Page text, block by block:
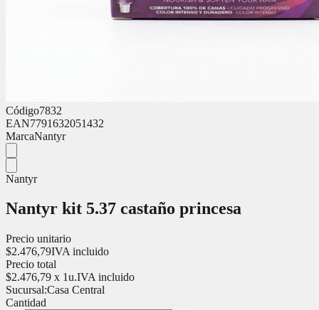
Código7832
EAN7791632051432
MarcaNantyr
Nantyr
Nantyr kit 5.37 castaño princesa
Precio unitario
$2.476,79IVA incluido
Precio total
$2.476,79 x 1u.IVA incluido
Sucursal:Casa Central
Cantidad